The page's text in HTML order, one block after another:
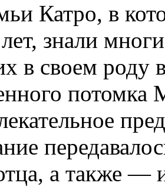
Катро, в
знали
в своем роду
потомка
а также —